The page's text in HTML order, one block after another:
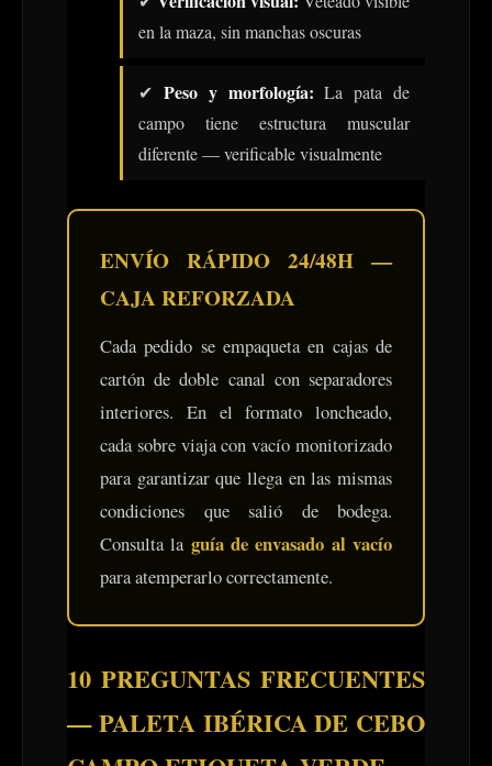
en la maza, sin manchas oscuras
✔ Peso y morfología: La pata de
campo tiene estructura muscular
diferente — verificable visualmente
ENVÍO RÁPIDO 24/48H —
CAJA REFORZADA
Cada pedido se empaqueta en cajas de
cartón de doble canal con separadores
interiores. En el formato loncheado,
cada sobre viaja con vacío monitorizado
para garantizar que llega en las mismas
condiciones que salió de bodega.
Consulta la guía de envasado al vacío
para atemperarlo correctamente.
10 PREGUNTAS FRECUENTES
— PALETA IBÉRICA DE CEBO